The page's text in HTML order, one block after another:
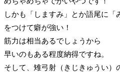
しかも「しますみ」とか語尾に「
をつけて癖が強い！
筋力は相当あるでしょうから
早いのもある程度納得ですね。
そして、雉弓射（きじきゅうい）